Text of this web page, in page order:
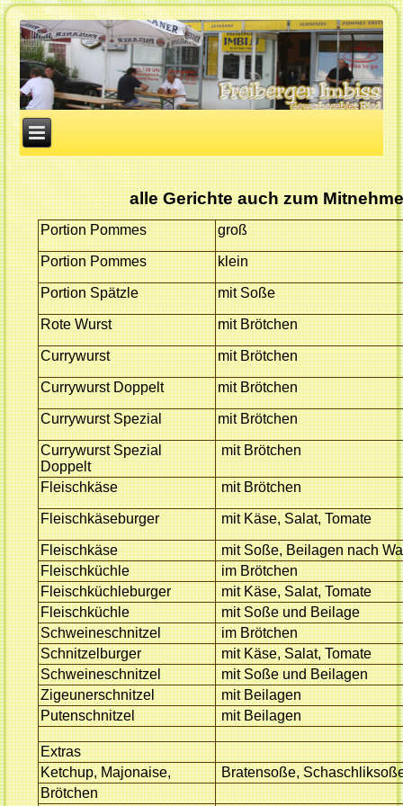
alle Gerichte auch zum
Portion Pommes groß
Portion Pommes klein
Portion Spätzle mit Soße
Rote Wurst mit Brötchen
Currywurst mit Brötchen
Currywurst Doppelt mit Brötchen
Currywurst Spezial mit Brötchen
Currywurst Spezial
Doppelt
mit Brötchen
Fleischkäse mit Brötchen
Fleischkäseburger mit Käse, Salat, Tomate
Fleischkäse
mit Soße, Beilagen nach
Fleischküchle
im Brötchen
Fleischküchleburger
mit Käse, Salat, Tomate
Fleischküchle
mit Soße und Beilage
Schweineschnitzel
im Brötchen
Schnitzelburger
mit Käse, Salat, Tomate
Schweineschnitzel
mit Soße und Beilagen
Zigeunerschnitzel
mit Beilagen
Putenschnitzel
mit Beilagen
Extras
Ketchup, Majonaise,
Bratensoße,
Brötchen